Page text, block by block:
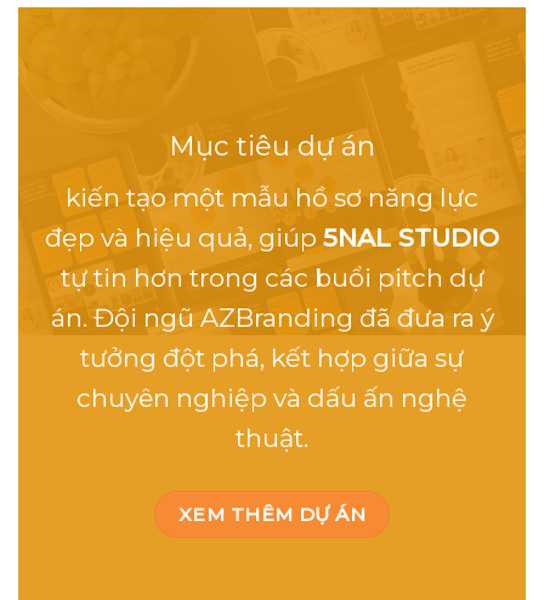
Mục tiêu dự án
kiến tạo một mẫu hồ sơ năng lực
đẹp và hiệu quả, giúp 5NAL STUDIO
tự tin hơn trong các buổi pitch dự
án. Đội ngũ AZBranding đã đưa ra ý
tưởng đột phá, kết hợp giữa sự
chuyên nghiệp và dấu ấn nghệ
thuật.
XEM THÊM DỰ ÁN